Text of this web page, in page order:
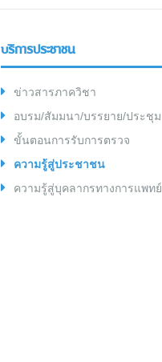
บริการประชาชน
ข่าวสารภาควิชา
อบรม/สัมมนา/บรรยาย/ประชุม
ขั้นตอนการรับการตรวจ
ความรู้สู่ประชาชน
ความรู้สู่บุคลากรทางการแพทย์